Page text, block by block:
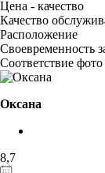
Цена - качество
Качество
Расположение
Своевременность
Соответствие фото
Оксана
8,7